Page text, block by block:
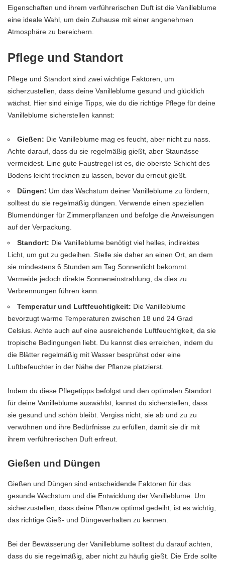
Eigenschaften und ihrem verführerischen Duft ist die Vanilleblume
eine ideale Wahl, um dein Zuhause mit einer angenehmen
Atmosphäre zu bereichern.
Pflege und Standort
Pflege und Standort sind zwei wichtige Faktoren, um
sicherzustellen, dass deine Vanilleblume gesund und glücklich
wächst. Hier sind einige Tipps, wie du die richtige Pflege für deine
Vanilleblume sicherstellen kannst:
Gießen: Die Vanilleblume mag es feucht, aber nicht zu nass.
Achte darauf, dass du sie regelmäßig gießt, aber Staunässe
vermeidest. Eine gute Faustregel ist es, die oberste Schicht des
Bodens leicht trocknen zu lassen, bevor du erneut gießt.
Düngen: Um das Wachstum deiner Vanilleblume zu fördern,
solltest du sie regelmäßig düngen. Verwende einen speziellen
Blumendünger für Zimmerpflanzen und befolge die Anweisungen
auf der Verpackung.
Standort: Die Vanilleblume benötigt viel helles, indirektes
Licht, um gut zu gedeihen. Stelle sie daher an einen Ort, an dem
sie mindestens 6 Stunden am Tag Sonnenlicht bekommt.
Vermeide jedoch direkte Sonneneinstrahlung, da dies zu
Verbrennungen führen kann.
Temperatur und Luftfeuchtigkeit: Die Vanilleblume
bevorzugt warme Temperaturen zwischen 18 und 24 Grad
Celsius. Achte auch auf eine ausreichende Luftfeuchtigkeit, da sie
tropische Bedingungen liebt. Du kannst dies erreichen, indem du
die Blätter regelmäßig mit Wasser besprühst oder eine
Luftbefeuchter in der Nähe der Pflanze platzierst.
Indem du diese Pflegetipps befolgst und den optimalen Standort
für deine Vanilleblume auswählst, kannst du sicherstellen, dass
sie gesund und schön bleibt. Vergiss nicht, sie ab und zu zu
verwöhnen und ihre Bedürfnisse zu erfüllen, damit sie dir mit
ihrem verführerischen Duft erfreut.
Gießen und Düngen
Gießen und Düngen sind entscheidende Faktoren für das
gesunde Wachstum und die Entwicklung der Vanilleblume. Um
sicherzustellen, dass deine Pflanze optimal gedeiht, ist es wichtig,
das richtige Gieß- und Düngeverhalten zu kennen.
Bei der Bewässerung der Vanilleblume solltest du darauf achten,
dass du sie regelmäßig, aber nicht zu häufig gießt. Die Erde sollte